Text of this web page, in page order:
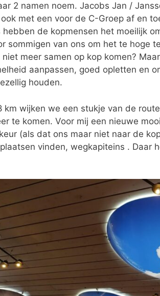
2 namen noem. Jacobs Jan /
met een voor de C-Groep af en
hebben de kopmensen het moeilijk
sommigen van ons om het te hoge
meer samen op kop komen?
aanpassen, goed opletten en
houden.
km wijken we een stukje van de
te komen. Voor mij een nieuwe
(als dat ons maar niet naar de
vinden, wegkapiteins . Daar